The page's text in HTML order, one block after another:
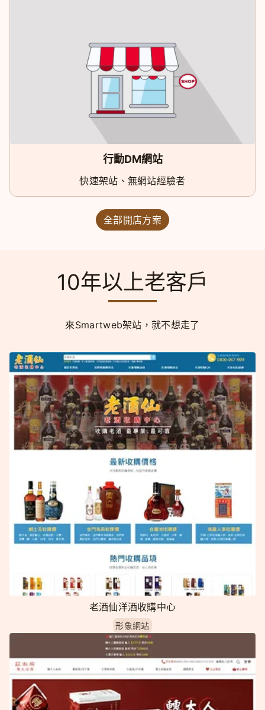
行動DM網站
快速架站、無網站經驗者
全部開店方案
10年以上老客戶
來Smartweb架站，就不想走了
老酒仙洋酒收購中心
形象網站